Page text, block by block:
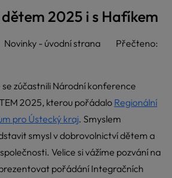
2025 i s Hafíkem
Novinky - úvodní strana
Přečteno:
zúčastnili Národní konference
2025, kterou pořádalo Regionální
pro Ústecký kraj. Smyslem
smysl v dobrovolnictví dětem a
Velice si vážíme pozvání na
pořádání Integračních